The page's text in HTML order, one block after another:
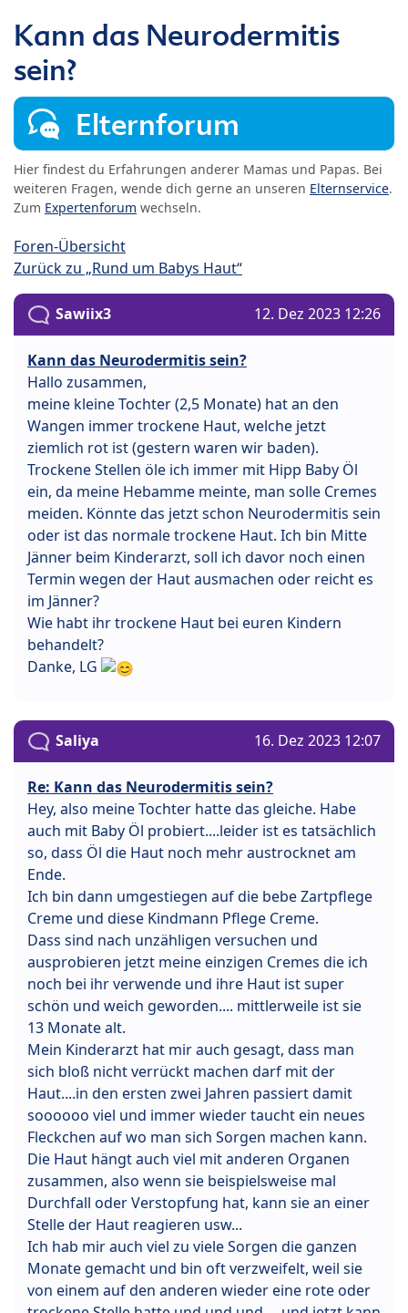
Kann das Neurodermitis
sein?
Elternforum
Hier findest du Erfahrungen anderer Mamas und Papas. Bei
weiteren Fragen, wende dich gerne an unseren Elternservice.
Zum Expertenforum wechseln.
Foren-Übersicht
Zurück zu „Rund um Babys Haut“
Sawiix3 12. Dez 2023 12:26
Kann das Neurodermitis sein?
Hallo zusammen,
meine kleine Tochter (2,5 Monate) hat an den
Wangen immer trockene Haut, welche jetzt
ziemlich rot ist (gestern waren wir baden).
Trockene Stellen öle ich immer mit Hipp Baby Öl
ein, da meine Hebamme meinte, man solle Cremes
meiden. Könnte das jetzt schon Neurodermitis sein
oder ist das normale trockene Haut. Ich bin Mitte
Jänner beim Kinderarzt, soll ich davor noch einen
Termin wegen der Haut ausmachen oder reicht es
im Jänner?
Wie habt ihr trockene Haut bei euren Kindern
behandelt?
Danke, LG
Saliya 16. Dez 2023 12:07
Re: Kann das Neurodermitis sein?
Hey, also meine Tochter hatte das gleiche. Habe
auch mit Baby Öl probiert....leider ist es tatsächlich
so, dass Öl die Haut noch mehr austrocknet am
Ende.
Ich bin dann umgestiegen auf die bebe Zartpflege
Creme und diese Kindmann Pflege Creme.
Dass sind nach unzähligen versuchen und
ausprobieren jetzt meine einzigen Cremes die ich
noch bei ihr verwende und ihre Haut ist super
schön und weich geworden.... mittlerweile ist sie
13 Monate alt.
Mein Kinderarzt hat mir auch gesagt, dass man
sich bloß nicht verrückt machen darf mit der
Haut....in den ersten zwei Jahren passiert damit
soooooo viel und immer wieder taucht ein neues
Fleckchen auf wo man sich Sorgen machen kann.
Die Haut hängt auch viel mit anderen Organen
zusammen, also wenn sie beispielsweise mal
Durchfall oder Verstopfung hat, kann sie an einer
Stelle der Haut reagieren usw...
Ich hab mir auch viel zu viele Sorgen die ganzen
Monate gemacht und bin oft verzweifelt, weil sie
von einem auf den anderen wieder eine rote oder